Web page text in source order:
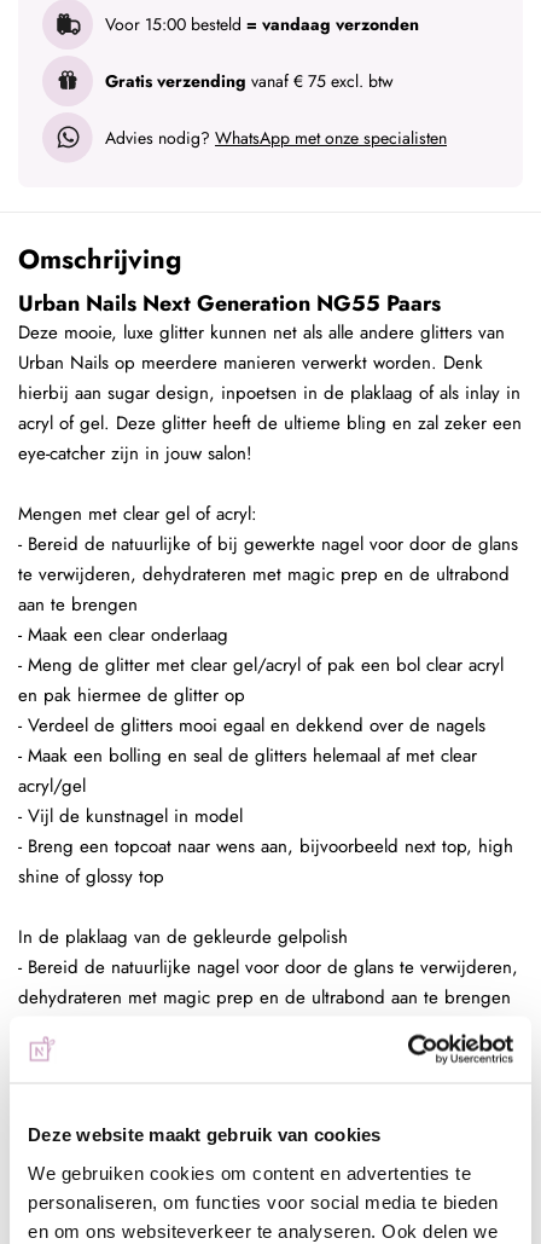
Deze website maakt gebruik van cookies
We gebruiken cookies om content en advertenties te
personaliseren, om functies voor social media te bieden
en om ons websiteverkeer te analyseren. Ook delen we
Voor 15:00 besteld = vandaag verzonden
Gratis verzending vanaf € 75 excl. btw
Advies nodig? WhatsApp met onze specialisten
Omschrijving
Urban Nails Next Generation NG55 Paars
Deze mooie, luxe glitter kunnen net als alle andere glitters van
Urban Nails op meerdere manieren verwerkt worden. Denk
hierbij aan sugar design, inpoetsen in de plaklaag of als inlay in
acryl of gel. Deze glitter heeft de ultieme bling en zal zeker een
eye-catcher zijn in jouw salon!
Mengen met clear gel of acryl:
- Bereid de natuurlijke of bij gewerkte nagel voor door de glans
te verwijderen, dehydrateren met magic prep en de ultrabond
aan te brengen
- Maak een clear onderlaag
- Meng de glitter met clear gel/acryl of pak een bol clear acryl
en pak hiermee de glitter op
- Verdeel de glitters mooi egaal en dekkend over de nagels
- Maak een bolling en seal de glitters helemaal af met clear
acryl/gel
- Vijl de kunstnagel in model
- Breng een topcoat naar wens aan, bijvoorbeeld next top, high
shine of glossy top
In de plaklaag van de gekleurde gelpolish
- Bereid de natuurlijke nagel voor door de glans te verwijderen,
dehydrateren met magic prep en de ultrabond aan te brengen
- Breng de rubber base, superbond base gel, of Be Jeweled
base/top aan
- Pak met de fluffy brush een kleine hoeveelheid glitters op en
poets deze in de plaklaag van de gelpolish.
- Enkele seconden fixeren in de lamp